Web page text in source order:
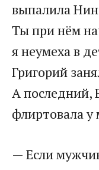
выпалила
Ты при нём
я неумеха в
Григорий
А последний,
флиртовала у
— Если